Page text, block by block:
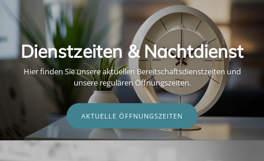
Dienstzeiten & Nachtdienst
Hier finden Sie unsere aktuellen Bereitschaftsdienstzeiten und
unsere regulären Öffnungszeiten.
AKTUELLE ÖFFNUNGSZEITEN